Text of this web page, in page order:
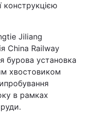
конструкцією
Jiliang
China Railway
бурова установка
хвостовиком
в рамках